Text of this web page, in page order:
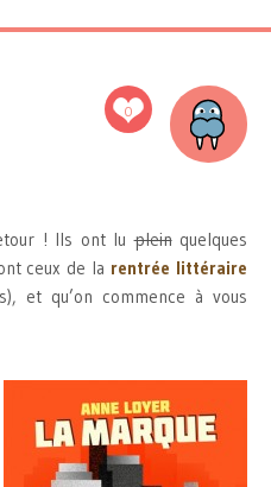
0
! Ils ont lupleinquelques
ceux de la rentrée littéraire
et qu’on commence à vous